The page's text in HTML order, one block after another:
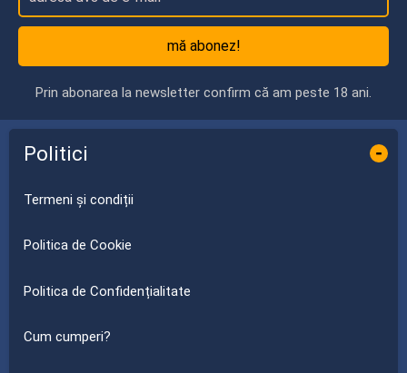
mă abonez!
Prin abonarea la newsletter confirm că am peste 18 ani.
Politici -
Termeni și condiții
Politica de Cookie
Politica de Confidențialitate
Cum cumperi?